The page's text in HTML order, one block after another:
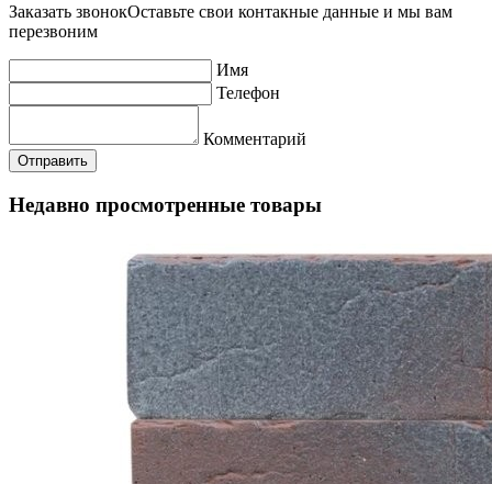
Заказать звонокОставьте свои контакные данные и мы вам
перезвоним
Имя
Телефон
Комментарий
Недавно просмотренные товары